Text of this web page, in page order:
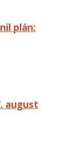
plán:
august